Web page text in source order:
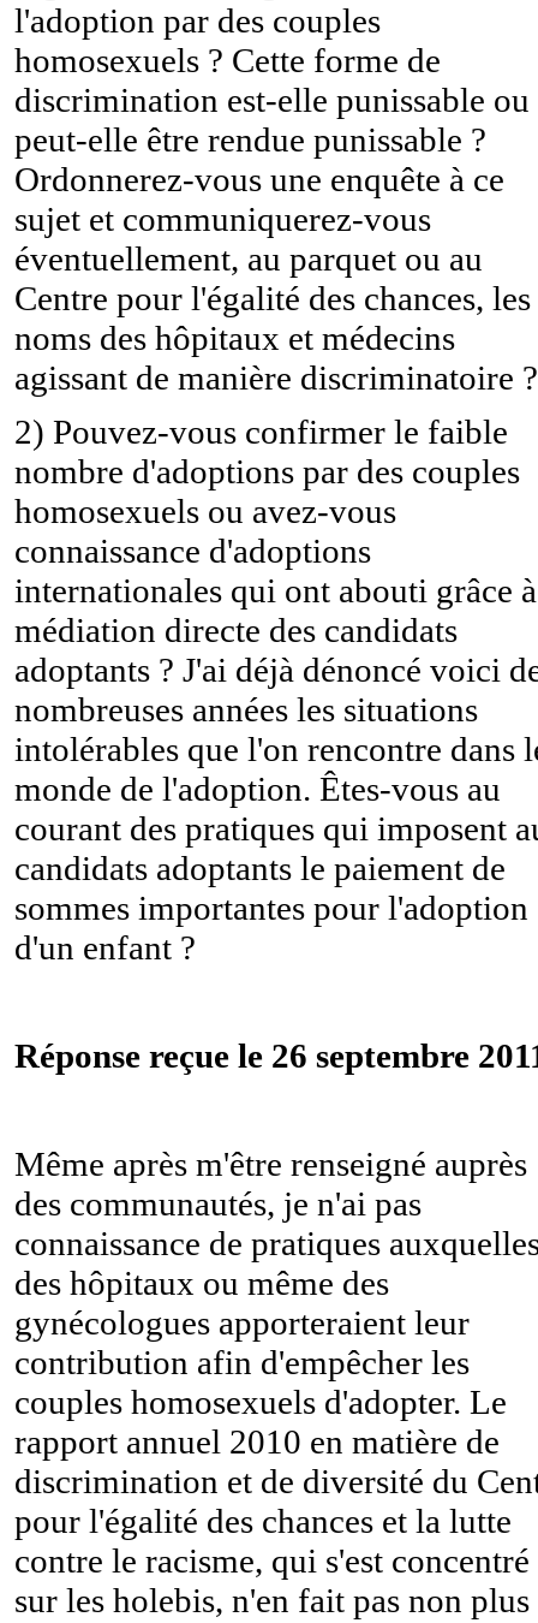
l'adoption par des couples
homosexuels ? Cette forme de
discrimination est-elle punissable ou
peut-elle être rendue punissable ?
Ordonnerez-vous une enquête à ce
sujet et communiquerez-vous
éventuellement, au parquet ou au
Centre pour l'égalité des chances, les
noms des hôpitaux et médecins
agissant de manière discriminatoire ?
2) Pouvez-vous confirmer le faible
nombre d'adoptions par des couples
homosexuels ou avez-vous
connaissance d'adoptions
internationales qui ont abouti grâce
médiation directe des candidats
adoptants ? J'ai déjà dénoncé voici
nombreuses années les situations
intolérables que l'on rencontre dans
monde de l'adoption. Êtes-vous au
courant des pratiques qui imposent
candidats adoptants le paiement de
sommes importantes pour l'adoption
d'un enfant ?
Réponse reçue le 26 septembre
Même après m'être renseigné auprès
des communautés, je n'ai pas
connaissance de pratiques
des hôpitaux ou même des
gynécologues apporteraient leur
contribution afin d'empêcher les
couples homosexuels d'adopter. Le
rapport annuel 2010 en matière de
discrimination et de diversité du
pour l'égalité des chances et la lutte
contre le racisme, qui s'est concentré
sur les holebis, n'en fait pas non plus